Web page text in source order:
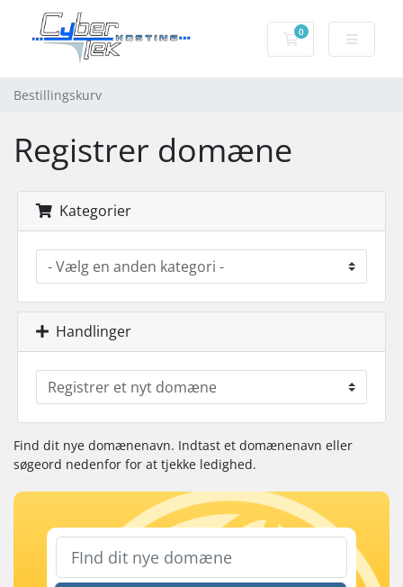
0
Bestillingskurv
Bestillingskurv
Registrer domæne
Kategorier
Handlinger
Find dit nye domænenavn. Indtast et domænenavn eller
søgeord nedenfor for at tjekke ledighed.